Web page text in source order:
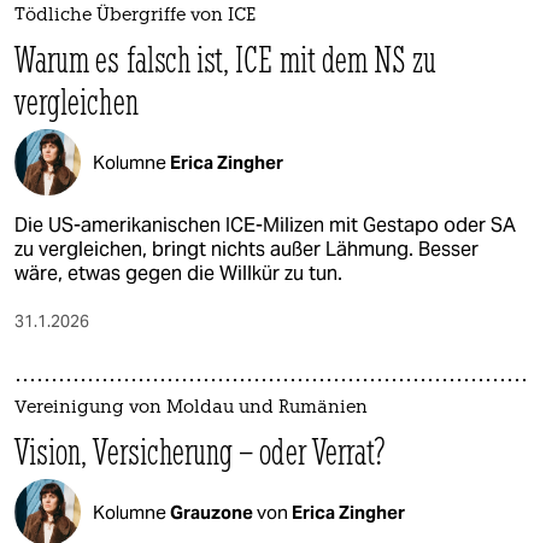
Tödliche Übergriffe von ICE
Warum es falsch ist, ICE mit dem NS zu
vergleichen
Kolumne Erica Zingher
Die US-amerikanischen ICE-Milizen mit Gestapo oder SA
zu vergleichen, bringt nichts außer Lähmung. Besser
wäre, etwas gegen die Willkür zu tun.
31.1.2026
Vereinigung von Moldau und Rumänien
Vision, Versicherung – oder Verrat?
KolumneGrauzonevon Erica Zingher